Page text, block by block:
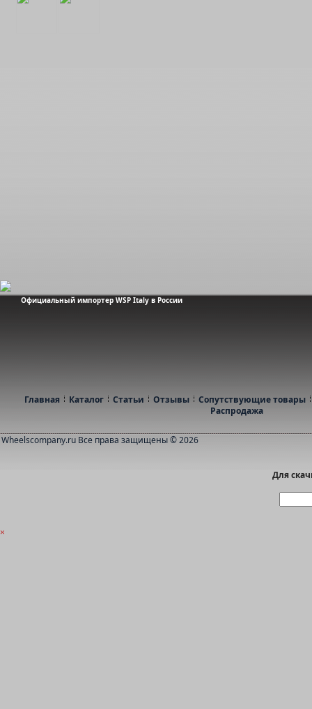
Официальный импортер WSP Italy в России
Главная Каталог Статьи Отзывы
Сопутствующие товары
Распродажа
Wheelscompany.ru Все права защищены © 2026
Для
×